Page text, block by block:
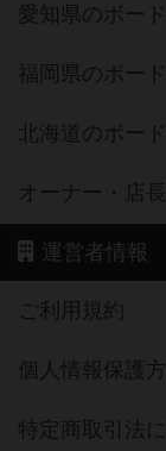
愛知県のボー
福岡県のボー
北海道のボー
オーナー・店
運営者情報
ご利用規約
個人情報保護方
特定商取引法